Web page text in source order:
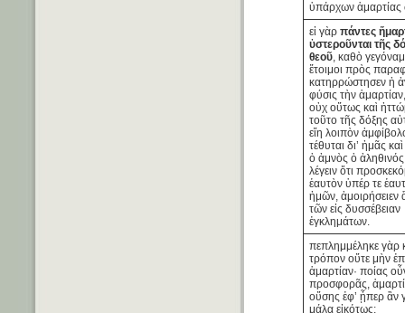
ὑπάρχων ἁμαρτίας
εἰ γὰρπάντες
ὑστεροῦνται τῆς
θεοῦ , καθὸ
ἕτοιμοι πρὸς
κατηρρώστησεν ἡ
φύσις τὴν
οὐχ οὕτως καὶ
τοῦτο τῆς δόξης
εἴη λοιπὸν
τέθυται δι’ ἡμᾶς
ὁ ἀμνὸς ὁ
λέγειν ὅτι
ἑαυτὸν ὑπέρ τε
ἡμῶν,
τῶν εἰς δυσσέβειαν
ἐγκλημάτων.
πεπλημμέληκε γὰρ
τρόπον οὔτε μὴν
ἁμαρτίαν· ποίας
προσφορᾶς,
οὔσης ἐφ’ ᾗπερ ἂν
μάλα εἰκότως;